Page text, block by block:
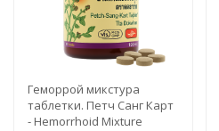
​Геморрой микстура
таблетки. Петч Санг Карт
- Hemorrhoid Mixture